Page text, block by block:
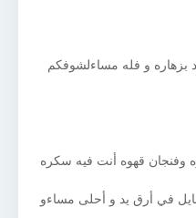
بزهاره و فله مساءلشوفكم
وفنجان قهوه أنت فيه سكره
في أرق يد و أحلى مساءو